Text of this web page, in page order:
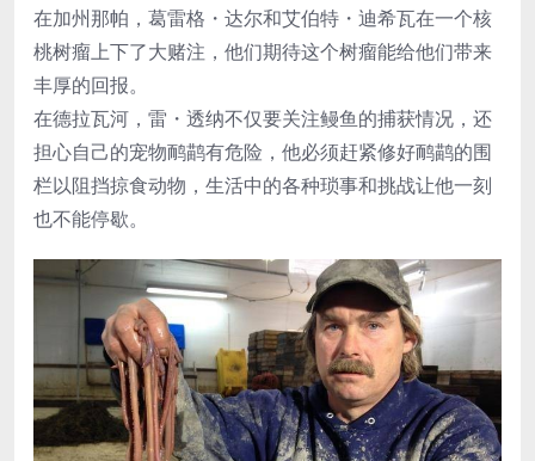
在加州那帕，葛雷格・达尔和艾伯特・迪希瓦在一个核
桃树瘤上下了大赌注，他们期待这个树瘤能给他们带来
丰厚的回报。
在德拉瓦河，雷・透纳不仅要关注鳗鱼的捕获情况，还
担心自己的宠物鸸鹋有危险，他必须赶紧修好鸸鹋的围
栏以阻挡掠食动物，生活中的各种琐事和挑战让他一刻
也不能停歇。